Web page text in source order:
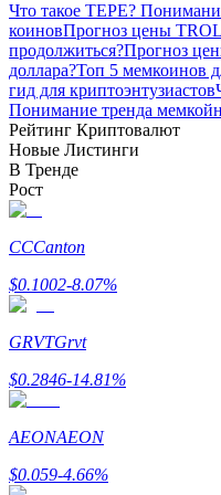
До 65% комиссии!
Реферал
Что такое TEPE?
коиновПрогноз цены
продолжиться?Прогноз
доллара?Топ 5 мемкоинов
гид для криптоэнтузиастов
Понимание тренда
Рейтинг Криптовалют
Новые Листинги
В Тренде
Рост
CCCanton
$0.1002-8.07%
GRVTGrvt
$0.2846-14.81%
AEONAEON
$0.059-4.66%